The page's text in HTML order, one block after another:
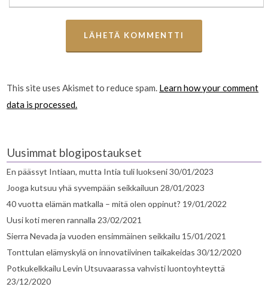
This site uses Akismet to reduce spam. Learn how your comment
data is processed.
Uusimmat blogipostaukset
En päässyt Intiaan, mutta Intia tuli luokseni30/01/2023
Jooga kutsuu yhä syvempään seikkailuun 28/01/2023
40 vuotta elämän matkalla – mitä olen oppinut? 19/01/2022
Uusi koti meren rannalla 23/02/2021
Sierra Nevada ja vuoden ensimmäinen seikkailu 15/01/2021
Tonttulan elämyskylä on innovatiivinen taikakeidas 30/12/2020
Potkukelkkailu Levin Utsuvaarassa vahvisti luontoyhteyttä
23/12/2020